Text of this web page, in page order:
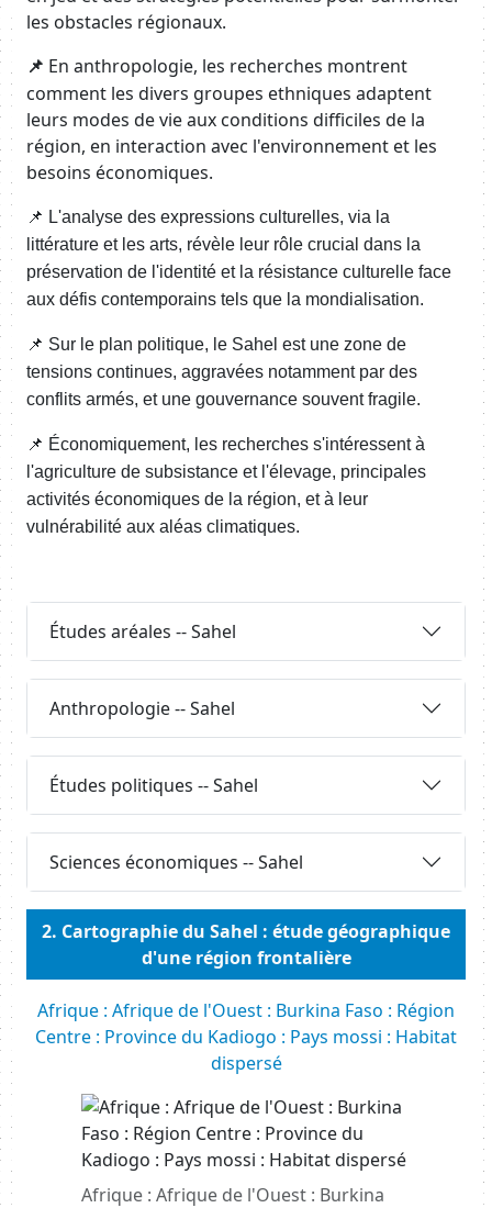
les obstacles régionaux.
📌 En anthropologie, les recherches montrent
comment les divers groupes ethniques adaptent
leurs modes de vie aux conditions difficiles de la
région, en interaction avec l'environnement et les
besoins économiques.
📌 L'analyse des expressions culturelles, via la
littérature et les arts, révèle leur rôle crucial dans la
préservation de l'identité et la résistance culturelle face
aux défis contemporains tels que la mondialisation.
📌 Sur le plan politique, le Sahel est une zone de
tensions continues, aggravées notamment par des
conflits armés, et une gouvernance souvent fragile.
📌 Économiquement, les recherches s'intéressent à
l'agriculture de subsistance et l'élevage, principales
activités économiques de la région, et à leur
vulnérabilité aux aléas climatiques.
Études aréales -- Sahel
Anthropologie -- Sahel
Études politiques -- Sahel
Sciences économiques -- Sahel
Body
2. Cartographie du Sahel : étude géographique
d'une région frontalière
Afrique : Afrique de l'Ouest : Burkina Faso : Région
Centre : Province du Kadiogo : Pays mossi : Habitat
dispersé
Resource URL
Afrique : Afrique de l'Ouest : Burkina